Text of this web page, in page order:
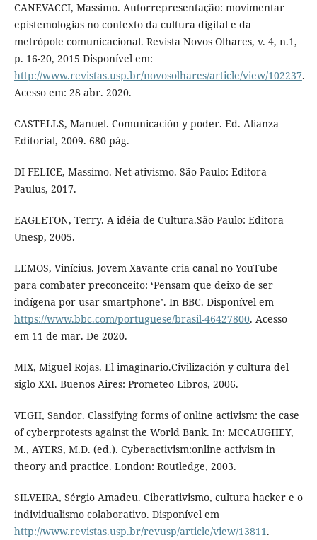
CANEVACCI, Massimo. Autorrepresentação: movimentar
epistemologias no contexto da cultura digital e da
metrópole comunicacional. Revista Novos Olhares, v. 4, n.1,
p. 16-20, 2015 Disponível em:
http://www.revistas.usp.br/novosolhares/article/view/102237.
Acesso em: 28 abr. 2020.
CASTELLS, Manuel. Comunicación y poder. Ed. Alianza
Editorial, 2009. 680 pág.
DI FELICE, Massimo. Net-ativismo. São Paulo: Editora
Paulus, 2017.
EAGLETON, Terry. A idéia de Cultura.São Paulo: Editora
Unesp, 2005.
LEMOS, Vinícius. Jovem Xavante cria canal no YouTube
para combater preconceito: ‘Pensam que deixo de ser
indígena por usar smartphone’. In BBC. Disponível em
https://www.bbc.com/portuguese/brasil-46427800. Acesso
em 11 de mar. De 2020.
MIX, Miguel Rojas. El imaginario.Civilización y cultura del
siglo XXI. Buenos Aires: Prometeo Libros, 2006.
VEGH, Sandor. Classifying forms of online activism: the case
of cyberprotests against the World Bank. In: MCCAUGHEY,
M., AYERS, M.D. (ed.). Cyberactivism:online activism in
theory and practice. London: Routledge, 2003.
SILVEIRA, Sérgio Amadeu. Ciberativismo, cultura hacker e o
individualismo colaborativo. Disponível em
http://www.revistas.usp.br/revusp/article/view/13811.